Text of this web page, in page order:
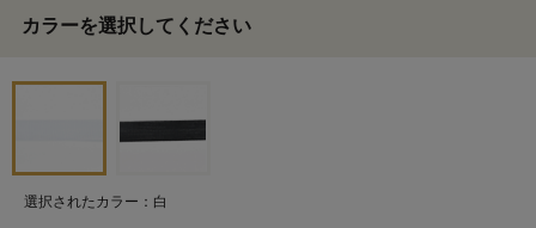
カラーを選択してください
選択されたカラー：白